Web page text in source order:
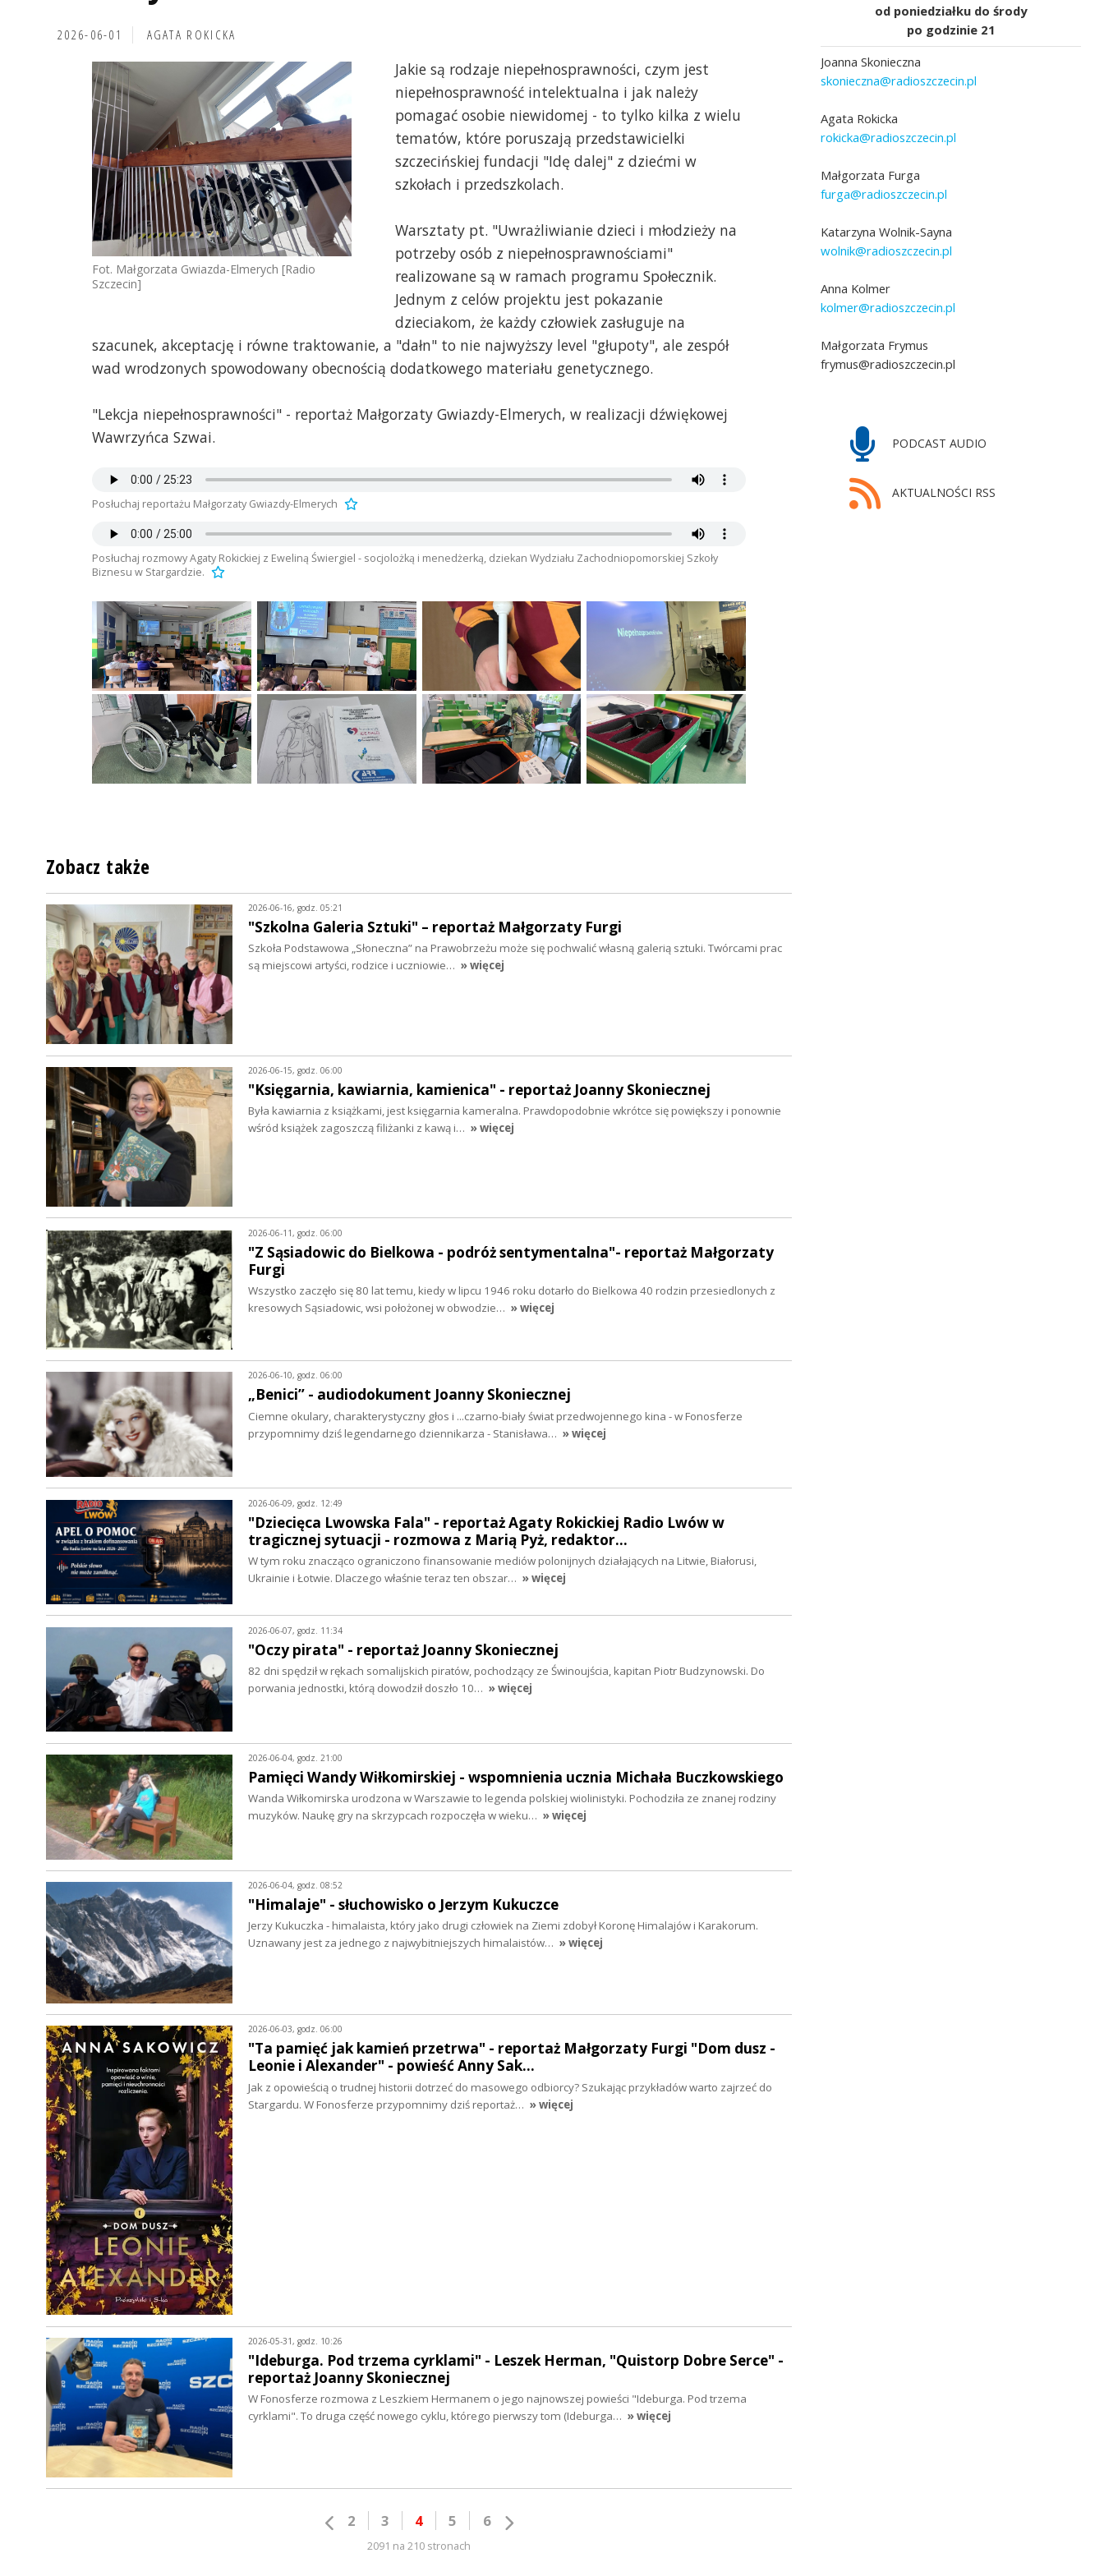
2026-06-01 AGATA ROKICKA
Fot. Małgorzata Gwiazda-Elmerych [Radio
Szczecin]
Jakie są rodzaje niepełnosprawności, czym jest
niepełnosprawność intelektualna i jak należy
pomagać osobie niewidomej - to tylko kilka z wielu
tematów, które poruszają przedstawicielki
szczecińskiej fundacji "Idę dalej" z dziećmi w
szkołach i przedszkolach.
Warsztaty pt. "Uwrażliwianie dzieci i młodzieży na
potrzeby osób z niepełnosprawnościami"
realizowane są w ramach programu Społecznik.
Jednym z celów projektu jest pokazanie
dzieciakom, że każdy człowiek zasługuje na
szacunek, akceptację i równe traktowanie, a "dałn" to nie najwyższy level "głupoty", ale zespół
wad wrodzonych spowodowany obecnością dodatkowego materiału genetycznego.
"Lekcja niepełnosprawności" - reportaż Małgorzaty Gwiazdy-Elmerych, w realizacji dźwiękowej
Wawrzyńca Szwai.
Posłuchaj reportażu Małgorzaty Gwiazdy-Elmerych
Posłuchaj rozmowy Agaty Rokickiej z Eweliną Świergiel - socjolożką i menedżerką, dziekan Wydziału Zachodniopomorskiej Szkoły
Biznesu w Stargardzie.
od poniedziałku do środy
po godzinie 21
Joanna Skonieczna
skonieczna@radioszczecin.pl
Agata Rokicka
rokicka@radioszczecin.pl
Małgorzata Furga
furga@radioszczecin.pl
Katarzyna Wolnik-Sayna
wolnik@radioszczecin.pl
Anna Kolmer
kolmer@radioszczecin.pl
Małgorzata Frymus
frymus@radioszczecin.pl
PODCAST AUDIO
AKTUALNOŚCI RSS
Zobacz także
2026-06-16, godz. 05:21
"Szkolna Galeria Sztuki" – reportaż Małgorzaty Furgi
Szkoła Podstawowa „Słoneczna” na Prawobrzeżu może się pochwalić własną galerią sztuki. Twórcami prac
są miejscowi artyści, rodzice i uczniowie… » więcej
2026-06-15, godz. 06:00
"Księgarnia, kawiarnia, kamienica" - reportaż Joanny Skoniecznej
Była kawiarnia z książkami, jest księgarnia kameralna. Prawdopodobnie wkrótce się powiększy i ponownie
wśród książek zagoszczą filiżanki z kawą i… » więcej
2026-06-11, godz. 06:00
"Z Sąsiadowic do Bielkowa - podróż sentymentalna"- reportaż Małgorzaty
Furgi
Wszystko zaczęło się 80 lat temu, kiedy w lipcu 1946 roku dotarło do Bielkowa 40 rodzin przesiedlonych z
kresowych Sąsiadowic, wsi położonej w obwodzie… » więcej
2026-06-10, godz. 06:00
„Benici” - audiodokument Joanny Skoniecznej
Ciemne okulary, charakterystyczny głos i ...czarno-biały świat przedwojennego kina - w Fonosferze
przypomnimy dziś legendarnego dziennikarza - Stanisława… » więcej
2026-06-09, godz. 12:49
"Dziecięca Lwowska Fala" - reportaż Agaty Rokickiej Radio Lwów w
tragicznej sytuacji - rozmowa z Marią Pyż, redaktor…
W tym roku znacząco ograniczono finansowanie mediów polonijnych działających na Litwie, Białorusi,
Ukrainie i Łotwie. Dlaczego właśnie teraz ten obszar… » więcej
2026-06-07, godz. 11:34
"Oczy pirata" - reportaż Joanny Skoniecznej
82 dni spędził w rękach somalijskich piratów, pochodzący ze Świnoujścia, kapitan Piotr Budzynowski. Do
porwania jednostki, którą dowodził doszło 10… » więcej
2026-06-04, godz. 21:00
Pamięci Wandy Wiłkomirskiej - wspomnienia ucznia Michała Buczkowskiego
Wanda Wiłkomirska urodzona w Warszawie to legenda polskiej wiolinistyki. Pochodziła ze znanej rodziny
muzyków. Naukę gry na skrzypcach rozpoczęła w wieku… » więcej
2026-06-04, godz. 08:52
"Himalaje" - słuchowisko o Jerzym Kukuczce
Jerzy Kukuczka - himalaista, który jako drugi człowiek na Ziemi zdobył Koronę Himalajów i Karakorum.
Uznawany jest za jednego z najwybitniejszych himalaistów… » więcej
2026-06-03, godz. 06:00
"Ta pamięć jak kamień przetrwa" - reportaż Małgorzaty Furgi "Dom dusz -
Leonie i Alexander" - powieść Anny Sak…
Jak z opowieścią o trudnej historii dotrzeć do masowego odbiorcy? Szukając przykładów warto zajrzeć do
Stargardu. W Fonosferze przypomnimy dziś reportaż… » więcej
2026-05-31, godz. 10:26
"Ideburga. Pod trzema cyrklami" - Leszek Herman, "Quistorp Dobre Serce" -
reportaż Joanny Skoniecznej
W Fonosferze rozmowa z Leszkiem Hermanem o jego najnowszej powieści "Ideburga. Pod trzema
cyrklami". To druga część nowego cyklu, którego pierwszy tom (Ideburga… » więcej
2 3 4 5 6
2091 na 210 stronach